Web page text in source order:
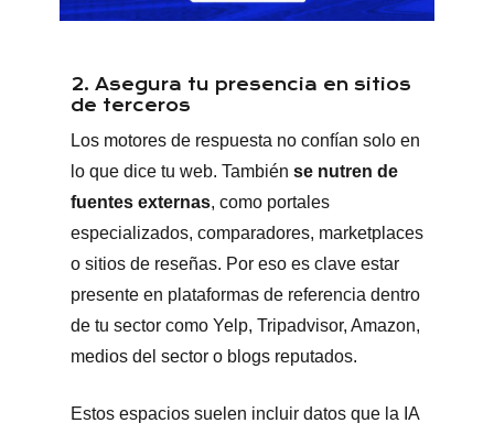
2. Asegura tu presencia en sitios
de terceros
Los motores de respuesta no confían solo en
lo que dice tu web. También se nutren de
fuentes externas, como portales
especializados, comparadores, marketplaces
o sitios de reseñas. Por eso es clave estar
presente en plataformas de referencia dentro
de tu sector como Yelp, Tripadvisor, Amazon,
medios del sector o blogs reputados.
Estos espacios suelen incluir datos que la IA